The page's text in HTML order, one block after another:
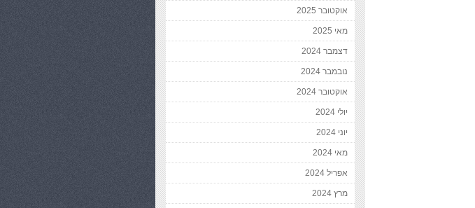
אוקטובר 2025
מאי 2025
דצמבר 2024
נובמבר 2024
אוקטובר 2024
יולי 2024
יוני 2024
מאי 2024
אפריל 2024
מרץ 2024